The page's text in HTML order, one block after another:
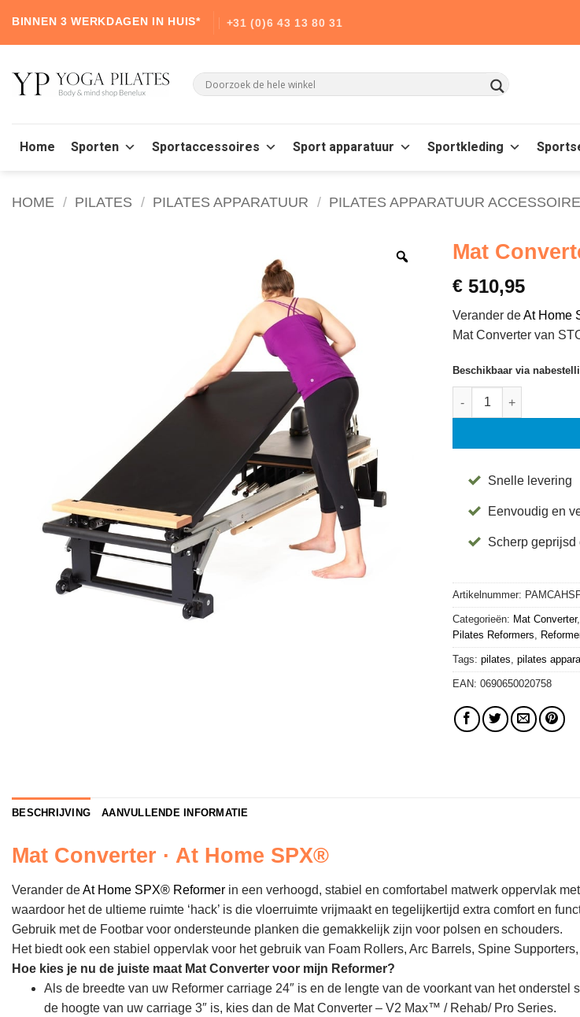
content
BINNEN 3 WERKDAGEN IN HUIS* +31 (0)6 43 13 80 31
Home Sporten Sportaccessoires Sport apparatuur Sportkleding
HOME / PILATES / PILATES APPARATUUR / PILATES APPARATUUR
Mat
€ 510,95
Verander deAt Home
Mat Converter van
Beschikbaar via
Mat Converter · (At
Snelle levering
Eenvoudig en
Scherp geprijsd
Artikelnummer:
Categorieën: Mat Converter,
Pilates Reformers,
Tags: pilates, pilates
EAN: 0690650020758
BESCHRIJVING AANVULLENDE INFORMATIE
Mat Converter · At Home SPX®
Verander deAt Home SPX® Reformer in een verhoogd, stabiel en comfortabel matwerk oppervlak
waardoor het de ultieme ruimte ‘hack’ is die vloerruimte vrijmaakt en tegelijkertijd extra comfort en
Gebruik met de Footbar voor ondersteunde planken die gemakkelijk zijn voor polsen en schouders.
Het biedt ook een stabiel oppervlak voor het gebruik van Foam Rollers, Arc Barrels, Spine
Hoe kies je nu de juiste maat Mat Converter voor mijn Reformer?
Als de breedte van uw Reformer carriage 24″ is en de lengte van de voorkant van het
de hoogte van uw carriage 3″ is, kies dan de Mat Converter – V2 Max™ / Rehab/ Pro Series.